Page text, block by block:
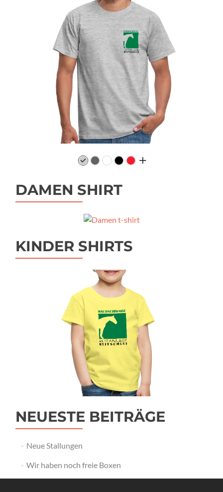
DAMEN SHIRT
KINDER SHIRTS
NEUESTE BEITRÄGE
Neue Stallungen
Wir haben noch freie Boxen